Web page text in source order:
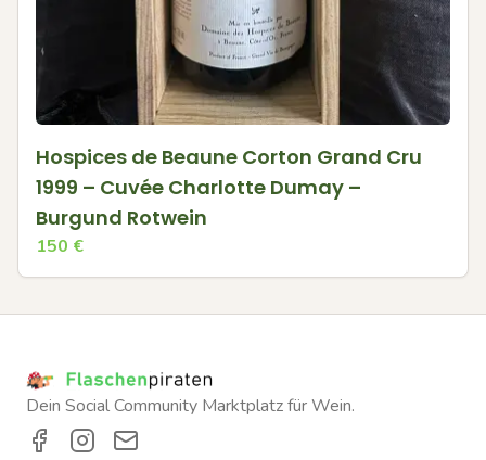
Hospices de Beaune Corton Grand Cru
1999 – Cuvée Charlotte Dumay –
Burgund Rotwein
150 €
Dein Social Community Marktplatz für Wein.